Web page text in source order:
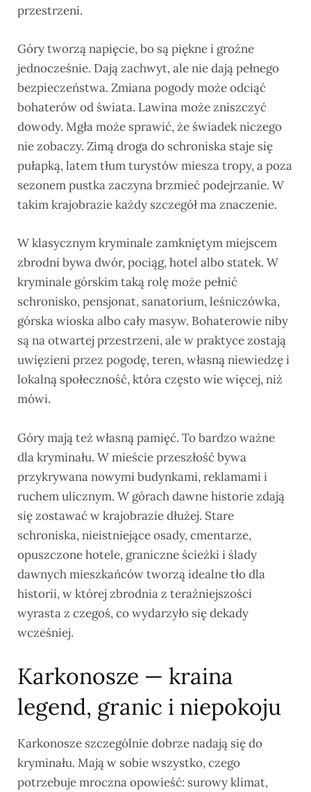
przestrzeni.
Góry tworzą napięcie, bo są piękne i groźne
jednocześnie. Dają zachwyt, ale nie dają pełnego
bezpieczeństwa. Zmiana pogody może odciąć
bohaterów od świata. Lawina może zniszczyć
dowody. Mgła może sprawić, że świadek niczego
nie zobaczy. Zimą droga do schroniska staje się
pułapką, latem tłum turystów miesza tropy, a poza
sezonem pustka zaczyna brzmieć podejrzanie. W
takim krajobrazie każdy szczegół ma znaczenie.
W klasycznym kryminale zamkniętym miejscem
zbrodni bywa dwór, pociąg, hotel albo statek. W
kryminale górskim taką rolę może pełnić
schronisko, pensjonat, sanatorium, leśniczówka,
górska wioska albo cały masyw. Bohaterowie niby
są na otwartej przestrzeni, ale w praktyce zostają
uwięzieni przez pogodę, teren, własną niewiedzę i
lokalną społeczność, która często wie więcej, niż
mówi.
Góry mają też własną pamięć. To bardzo ważne
dla kryminału. W mieście przeszłość bywa
przykrywana nowymi budynkami, reklamami i
ruchem ulicznym. W górach dawne historie zdają
się zostawać w krajobrazie dłużej. Stare
schroniska, nieistniejące osady, cmentarze,
opuszczone hotele, graniczne ścieżki i ślady
dawnych mieszkańców tworzą idealne tło dla
historii, w której zbrodnia z teraźniejszości
wyrasta z czegoś, co wydarzyło się dekady
wcześniej.
Karkonosze — kraina
legend, granic i niepokoju
Karkonosze szczególnie dobrze nadają się do
kryminału. Mają w sobie wszystko, czego
potrzebuje mroczna opowieść: surowy klimat,